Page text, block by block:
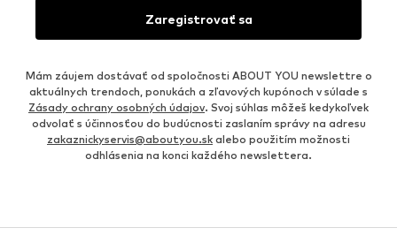
Zaregistrovať sa
Mám záujem dostávať od spoločnosti ABOUT YOU newslettre o
aktuálnych trendoch, ponukách a zľavových kupónoch v súlade s
Zásady ochrany osobných údajov. Svoj súhlas môžeš kedykoľvek
odvolať s účinnosťou do budúcnosti zaslaním správy na adresu
zakaznickyservis@aboutyou.sk alebo použitím možnosti
odhlásenia na konci každého newslettera.